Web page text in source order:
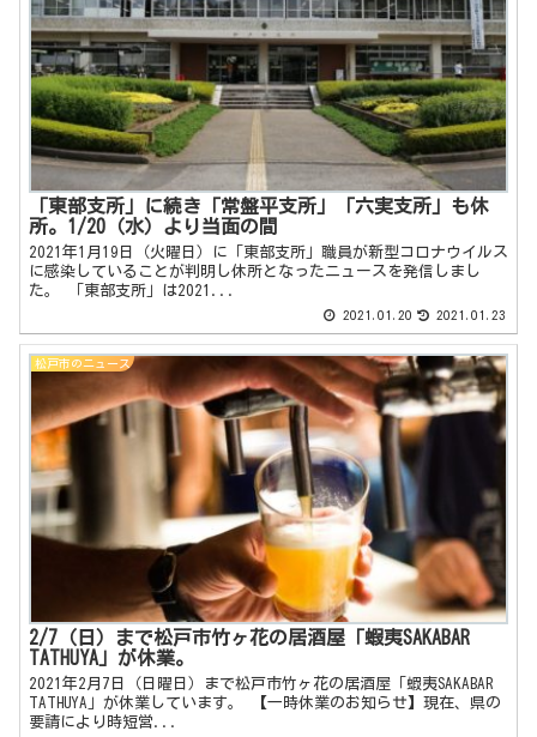
「東部支所」に続き「常盤平支所」「六実支所」も休
所。1/20（水）より当面の間
2021年1月19日（火曜日）に「東部支所」職員が新型コロナウイルス
に感染していることが判明し休所となったニュースを発信しまし
た。 「東部支所」は2021...
2021.01.20 2021.01.23
松戸市のニュース
2/7（日）まで松戸市竹ヶ花の居酒屋「蝦夷SAKABAR
TATHUYA」が休業。
2021年2月7日（日曜日）まで松戸市竹ヶ花の居酒屋「蝦夷SAKABAR
TATHUYA」が休業しています。 【一時休業のお知らせ】現在、県の
要請により時短営...